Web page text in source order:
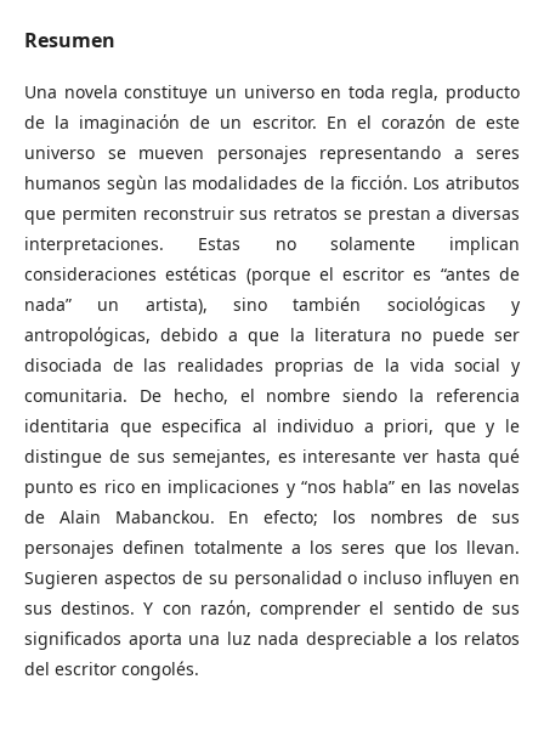
Resumen
Una novela constituye un universo en toda regla, producto
de la imaginaciόn de un escritor. En el corazόn de este
universo se mueven personajes representando a seres
humanos segùn las modalidades de la ficciόn. Los atributos
que permiten reconstruir sus retratos se prestan a diversas
interpretaciones. Estas no solamente implican
consideraciones estéticas (porque el escritor es “antes de
nadaˮ un artista), sino también sociolόgicas y
antropolόgicas, debido a que la literatura no puede ser
disociada de las realidades proprias de la vida social y
comunitaria. De hecho, el nombre siendo la referencia
identitaria que especifica al individuo a priori, que y le
distingue de sus semejantes, es interesante ver hasta qué
punto es rico en implicaciones y “nos hablaˮ en las novelas
de Alain Mabanckou. En efecto; los nombres de sus
personajes definen totalmente a los seres que los llevan.
Sugieren aspectos de su personalidad o incluso influyen en
sus destinos. Y con razόn, comprender el sentido de sus
significados aporta una luz nada despreciable a los relatos
del escritor congolés.